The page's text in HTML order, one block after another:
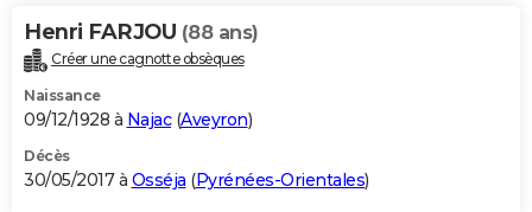
Henri FARJOU (88 ans)
Créer une cagnotte obsèques
Naissance
09/12/1928 à Najac(Aveyron)
Décès
30/05/2017 à Osséja (Pyrénées-Orientales)